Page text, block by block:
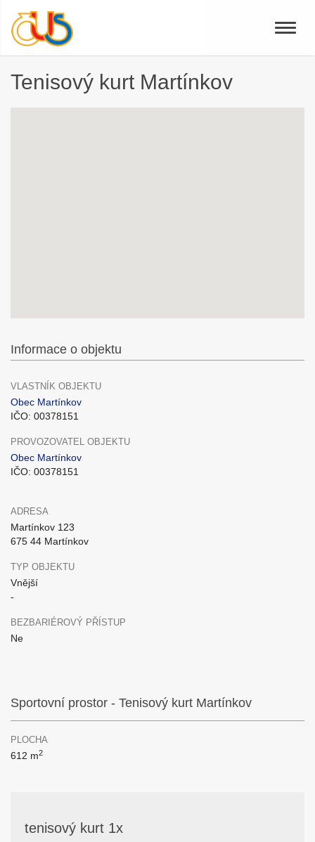
Toggle
Tenisový kurt Martínkov
Informace o objektu
VLASTNÍK OBJEKTU
Obec Martínkov
IČO: 00378151
PROVOZOVATEL OBJEKTU
Obec Martínkov
IČO: 00378151
ADRESA
Martínkov 123
675 44 Martínkov
TYP OBJEKTU
Vnější
-
BEZBARIÉROVÝ PŘÍSTUP
Ne
Sportovní prostor - Tenisový kurt Martínkov
PLOCHA
612 m2
tenisový kurt 1x